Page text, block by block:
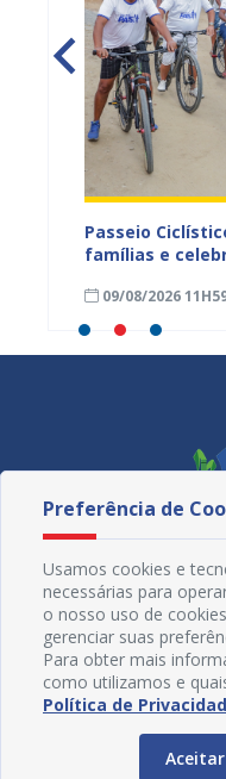
Passeio
famílias e
09/08/2026
Preferência de
Usamos cookies e
necessárias para
o nosso uso de
gerenciar suas
Para obter mais
como utilizamos e
Política de